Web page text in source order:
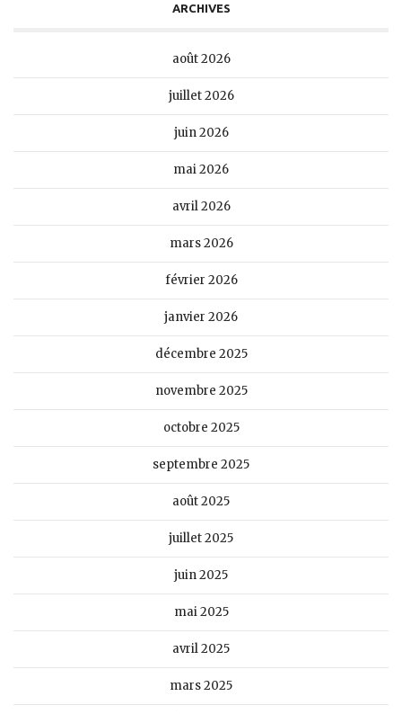
ARCHIVES
août 2026
juillet 2026
juin 2026
mai 2026
avril 2026
mars 2026
février 2026
janvier 2026
décembre 2025
novembre 2025
octobre 2025
septembre 2025
août 2025
juillet 2025
juin 2025
mai 2025
avril 2025
mars 2025